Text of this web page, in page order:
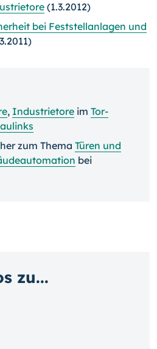
(1.3.2012)
bei Feststellanlagen und
, Industrietore im Tor-
zum Thema Türen und
bei
zu...